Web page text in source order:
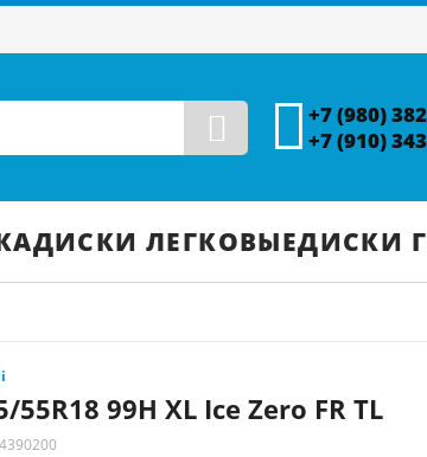
+7 (980)
+7 (910)
ДИСКИ ЛЕГКОВЫЕДИСКИ
55R18 99H XL Ice Zero FR TL